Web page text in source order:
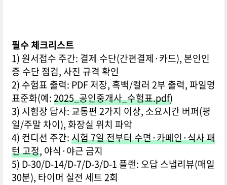
필수 체크리스트
1) 원서접수 주간: 결제 수단(간편결제·카드), 본인인
증 수단 점검, 사진 규격 확인
2) 수험표 출력: PDF 저장, 흑백/컬러 2부 출력, 파일명
표준화(예:2025_공인중개사_수험표.pdf)
3) 시험장 답사: 교통편 2가지 이상, 소요시간 버퍼(평
일/주말 차이), 화장실 위치 파악
4) 컨디션 주간:시험 7일 전부터 수면·카페인·식사 패
턴 고정, 야식·야근 금지
5) D-30/D-14/D-7/D-3/D-1 플랜: 오답 스냅리뷰(매일
30분), 타이머 실전 세트 2회